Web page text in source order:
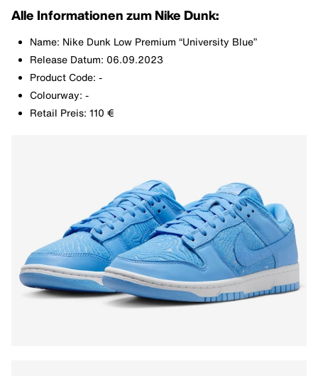
Alle Informationen zum Nike Dunk:
Name: Nike Dunk Low Premium “University Blue”
Release Datum: 06.09.2023
Product Code: -
Colourway: -
Retail Preis: 110 €